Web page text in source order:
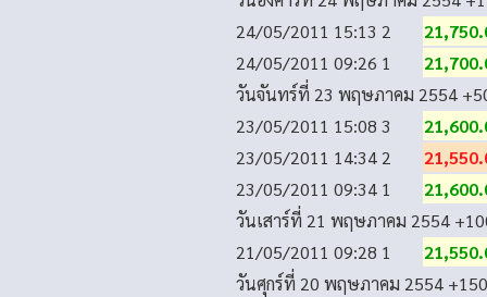
24/05/2011 15:13 2
24/05/2011 09:26 1
วันจันทร์ที่ 23 พฤษภาคม 2554
23/05/2011 15:08 3
23/05/2011 14:34 2
23/05/2011 09:34 1
วันเสาร์ที่ 21 พฤษภาคม 2554
21/05/2011 09:28 1
วันศุกร์ที่ 20 พฤษภาคม 2554 +150